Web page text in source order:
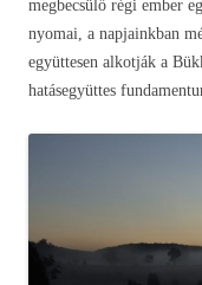
megbecsülő régi ember
nyomai, a napjainkban
együttesen alkotják a
hatásegyüttes